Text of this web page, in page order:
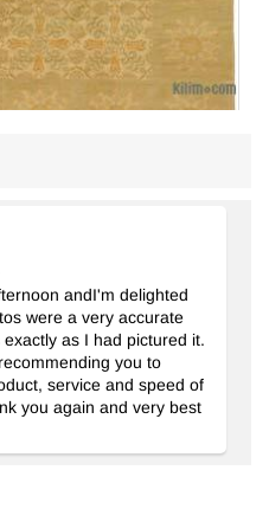
Halısı
andI'm delighted
were a very accurate
as I had pictured it.
you to
service and speed of
you again and very best